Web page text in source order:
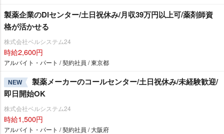
製薬企業のDIセンター/土日祝休み/月収39万円以上可/薬剤師資
格が活かせる
株式会社ベルシステム24
時給2,600円
アルバイト・パート / 契約社員 / 東京都
NEW
製薬メーカーのコールセンター/土日祝休み/未経験歓迎/
即日開始OK
株式会社ベルシステム24
時給1,500円
アルバイト・パート / 契約社員 / 大阪府